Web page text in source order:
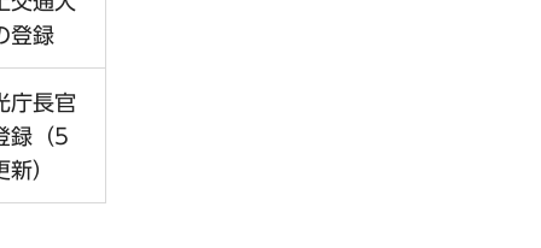
登録
庁長官
録（5
新）